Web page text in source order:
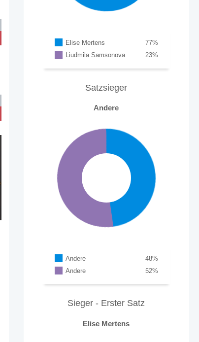
Elise Mertens %
77
Liudmila Samsonova
%
23
Satzsieger
Andere
Andere %
48
Andere
%
52
Sieger - Erster Satz
Elise Mertens